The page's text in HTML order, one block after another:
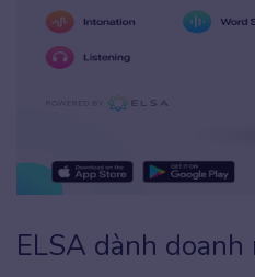
ELSA dành